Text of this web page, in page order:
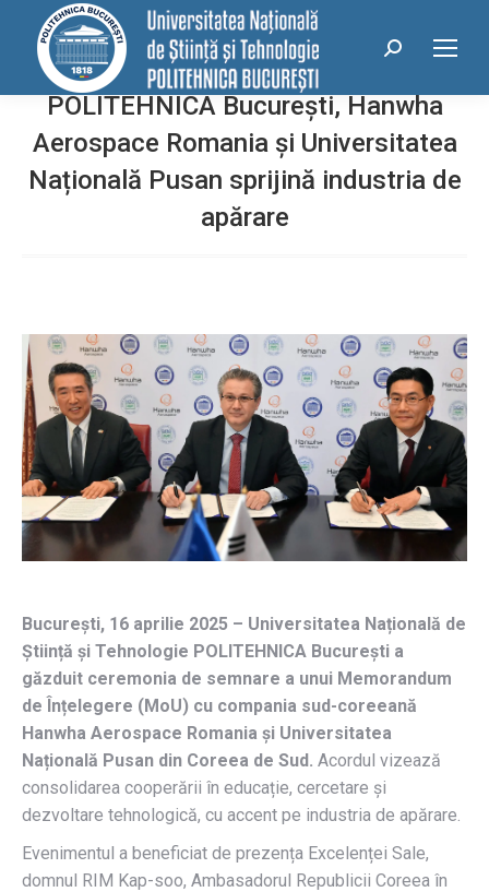
conținut
Search:
POLITEHNICA București, Hanwha
Aerospace Romania și Universitatea
Națională Pusan sprijină industria de
apărare
București, 16 aprilie 2025 – Universitatea Națională de
Știință și Tehnologie POLITEHNICA București a
găzduit ceremonia de semnare a unui Memorandum
de Înțelegere (MoU) cu compania sud-coreeană
Hanwha Aerospace Romania și Universitatea
Națională Pusan din Coreea de Sud. Acordul vizează
consolidarea cooperării în educație, cercetare și
dezvoltare tehnologică, cu accent pe industria de apărare.
Evenimentul a beneficiat de prezența Excelenței Sale,
domnul RIM Kap-soo, Ambasadorul Republicii Coreea în